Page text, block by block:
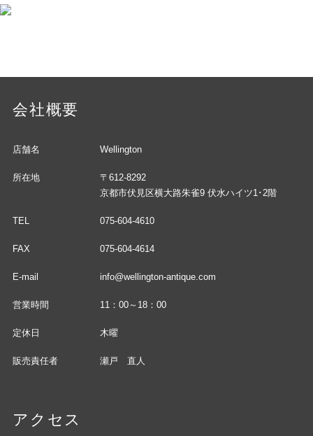
会社概要
店舗名 Wellington
所在地
〒612-8292
京都市伏見区横大路朱雀9 伏水ハイツ1･2階
TEL 075-604-4610
FAX 075-604-4614
E-mail info@wellington-antique.com
営業時間 11：00～18：00
定休日 木曜
販売責任者 瀬戸 直人
アクセス